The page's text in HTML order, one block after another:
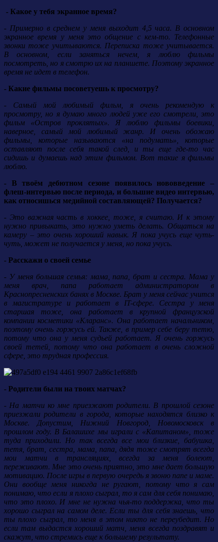
- Какое у тебя экранное время?
- Примерно в среднем у меня выходит 4,5 часа. В основном
экранное время у меня это общение с кем-то. Телефонные
звонки тоже учитываются. Переписка тоже учитывается.
В основном, если заняться нечем, я люблю фильмы
посмотреть, но я смотрю их на планшете. Поэтому экранное
время не идет в телефон.
- Какие фильмы посоветуешь к просмотру?
- Самый мой любимый фильм, я очень рекомендую к
просмотру, но я думаю много людей уже его смотрели, это
фильм «Остров проклятых». Я люблю фильмы боевики,
наверное, самый мой любимый жанр. И очень обожаю
фильмы, которые называются «на подумать», которые
оставляют после себя такой след, и ты еще где-то час
сидишь и думаешь над этим фильмом. Вот такие я фильмы
люблю.
- В твоём дебютном сезоне появилось нововведение –
флеш-интервью после периода, и большие видео интервью,
как относишься медийной составляющей? Получается?
- Это важная часть в хоккее, тоже, я считаю. И к этому
нужно привыкать, это нужно уметь делать. Общаться на
камеру – это очень хороший навык. Я пока учусь еще чуть-
чуть, может не получается у меня, но пока учусь.
- Расскажи о своей семье
- У меня большая семья: мама, папа, брат и сестра. Мама у
меня врач, папа работает администратором в
Краснопресненских банях в Москве. Брат у меня сейчас учится
в магистратуре и работает в IT-сфере. Сестра у меня
старшая тоже, она работает в крупной французской
компании косметики «Кларанс». Она работает начальником,
поэтому очень горжусь ей. Также, в пример себе беру тетю,
потому что она у меня судьей работает. Я очень горжусь
своей тетей, потому что она работает в очень сложной
сфере, это трудная профессия.
- Родители были на твоих матчах?
- На матчи ко мне приезжают родители. В прошлой сезоне
приезжали родители в города, которые находятся близко к
Москве. Допустим, Нижний Новгород, Новомосковск в
прошлом году. В Балашихе мы играли с «Капитаном», тоже
туда приходили. Но так всегда все мои близкие, бабушка,
тетя, брат, сестра, мама, папа, дядя тоже смотрят всегда
мои матчи в трансляциях, всегда за меня болеют,
переживают. Мне это очень приятно, это мне дает большую
мотивацию. После игры в первую очередь я звоню папе и маме.
Они вообще меня никогда не ругают, потому что я сам
понимаю, что если я плохо сыграл, то я сам для себя понимаю,
что это плохо. И мне не нужна чья-то поддержка, что ты
хорошо сыграл на самом деле. Если ты для себя знаешь, что
ты плохо сыграл, то меня в этом никто не переубедит. Но
если там выдастся хороший матч, меня всегда поздравят и
скажут, что стремись еще к большему результату.